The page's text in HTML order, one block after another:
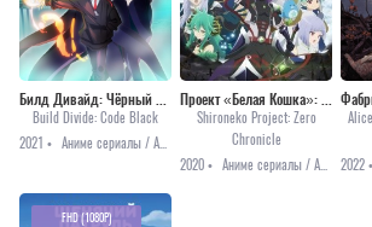
Build Divide: Code Black
2021 •
Аниме сериалы / Аниме 2021 / Приключения / Фэнтези
Shironeko Project: Zero
Chronicle
2020 •
Аниме сериалы / Аниме 2020 / Приключения / Романтика / Фэнтези
2022 •
FHD (1080P)